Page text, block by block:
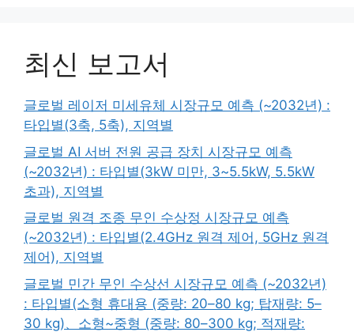
최신 보고서
글로벌 레이저 미세유체 시장규모 예측 (~2032년) :
타입별(3축, 5축), 지역별
글로벌 AI 서버 전원 공급 장치 시장규모 예측
(~2032년) : 타입별(3kW 미만, 3~5.5kW, 5.5kW
초과), 지역별
글로벌 원격 조종 무인 수상정 시장규모 예측
(~2032년) : 타입별(2.4GHz 원격 제어, 5GHz 원격
제어), 지역별
글로벌 민간 무인 수상선 시장규모 예측 (~2032년)
: 타입별(소형 휴대용 (중량: 20–80 kg; 탑재량: 5–
30 kg)、소형~중형 (중량: 80–300 kg; 적재량: